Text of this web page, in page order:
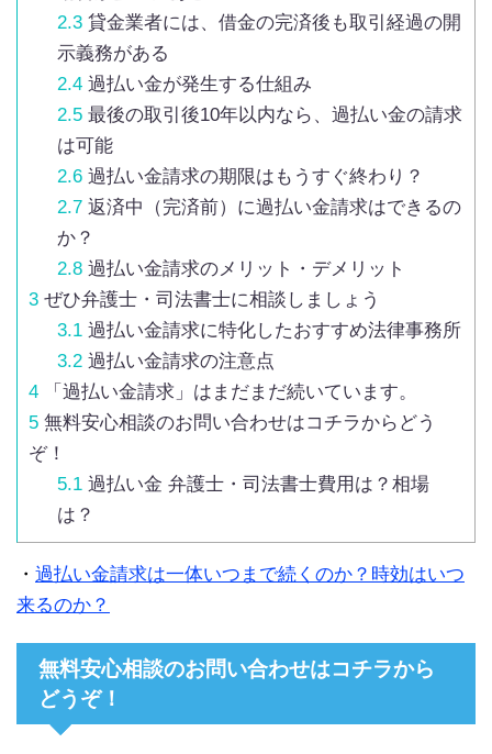
2.3貸金業者には、借金の完済後も取引経過の開
示義務がある
2.4過払い金が発生する仕組み
2.5最後の取引後10年以内なら、過払い金の請求
は可能
2.6過払い金請求の期限はもうすぐ終わり？
2.7返済中（完済前）に過払い金請求はできるの
か？
2.8過払い金請求のメリット・デメリット
3 ぜひ弁護士・司法書士に相談しましょう
3.1過払い金請求に特化したおすすめ法律事務所
3.2過払い金請求の注意点
4 「過払い金請求」はまだまだ続いています。
5 無料安心相談のお問い合わせはコチラからどう
ぞ！
5.1過払い金 弁護士・司法書士費用は？相場
は？
・ 過払い金請求は一体いつまで続くのか？時効はいつ
来るのか？
無料安心相談のお問い合わせはコチラから
どうぞ！